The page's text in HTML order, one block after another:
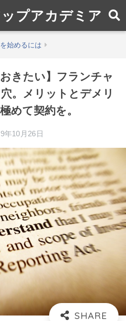
プアカデミア
始めるには
きたい】フランチャ
。メリットとデメリ
めて契約を。
年10月26日